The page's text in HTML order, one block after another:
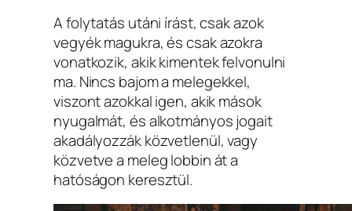
A folytatás utáni írást, csak azok
vegyék magukra, és csak azokra
vonatkozik, akik kimentek felvonulni
ma. Nincs bajom a melegekkel,
viszont azokkal igen, akik mások
nyugalmát, és alkotmányos jogait
akadályozzák közvetlenül, vagy
közvetve a meleg lobbin át a
hatóságon keresztül.